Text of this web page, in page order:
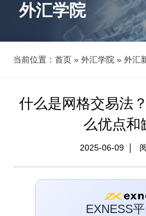
外汇学院
当前位置：首页 »外汇学院 »外汇
什么是网格交易法
么优点和
2025-06-09
EXNESS